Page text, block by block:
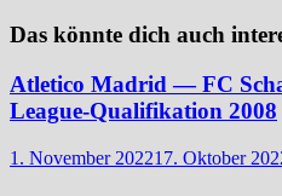
Das könnte dich auch
Atletico Madrid — FC
League-Qualifikation 2008
1. November 202217. Oktober